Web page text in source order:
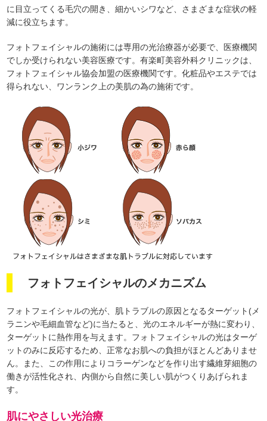
に目立ってくる毛穴の開き、細かいシワなど、さまざまな症状の軽
減に役立ちます。
フォトフェイシャルの施術には専用の光治療器が必要で、医療機関
でしか受けられない美容医療です。有楽町美容外科クリニックは、
フォトフェイシャル協会加盟の医療機関です。化粧品やエステでは
得られない、ワンランク上の美肌の為の施術です。
フォトフェイシャルのメカニズム
フォトフェイシャルの光が、肌トラブルの原因となるターゲット(メ
ラニンや毛細血管など)に当たると、光のエネルギーが熱に変わり、
ターゲットに熱作用を与えます。フォトフェイシャルの光はターゲ
ットのみに反応するため、正常なお肌への負担がほとんどありませ
ん。また、この作用によりコラーゲンなどを作り出す繊維芽細胞の
働きが活性化され、内側から自然に美しい肌がつくりあげられま
す。
肌にやさしい光治療